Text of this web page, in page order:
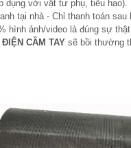
dụng với vật tư phụ, tiêu hao).
tại nhà - Chỉ thanh toán sau
hình ảnh/video là đúng sự
CẦM TAY sẽ bồi thường